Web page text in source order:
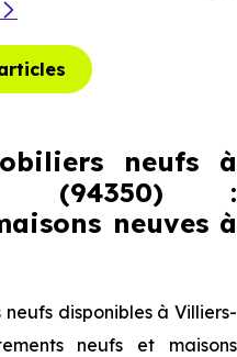
neufs à
(94350) :
neuves à
disponibles à Villiers-
neufs et maisons